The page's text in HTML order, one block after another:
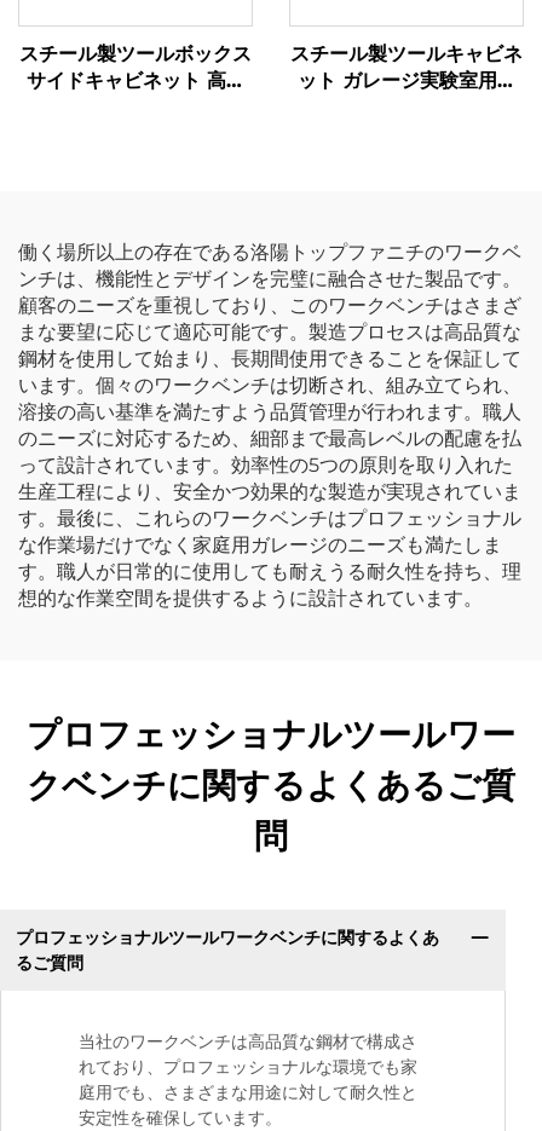
スチール製ツールボックス
サイドキャビネット 高品
スチール製ツールキャビネ
ット ガレージ実験室用作
働く場所以上の存在である洛陽トップファニチのワークベ
ンチは、機能性とデザインを完璧に融合させた製品です。
顧客のニーズを重視しており、このワークベンチはさまざ
まな要望に応じて適応可能です。製造プロセスは高品質な
鋼材を使用して始まり、長期間使用できることを保証して
います。個々のワークベンチは切断され、組み立てられ、
溶接の高い基準を満たすよう品質管理が行われます。職人
のニーズに対応するため、細部まで最高レベルの配慮を払
って設計されています。効率性の5つの原則を取り入れた
生産工程により、安全かつ効果的な製造が実現されていま
す。最後に、これらのワークベンチはプロフェッショナル
な作業場だけでなく家庭用ガレージのニーズも満たしま
す。職人が日常的に使用しても耐えうる耐久性を持ち、理
想的な作業空間を提供するように設計されています。
プロフェッショナルツールワー
クベンチに関するよくあるご質
問
プロフェッショナルツールワークベンチに関するよくあ
るご質問
当社のワークベンチは高品質な鋼材で構成さ
れており、プロフェッショナルな環境でも家
庭用でも、さまざまな用途に対して耐久性と
安定性を確保しています。